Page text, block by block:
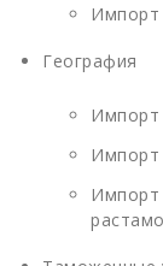
Импорт
География
Импорт
Импорт